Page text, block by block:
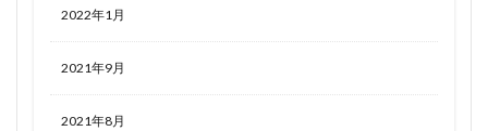
2022年1月
2021年9月
2021年8月